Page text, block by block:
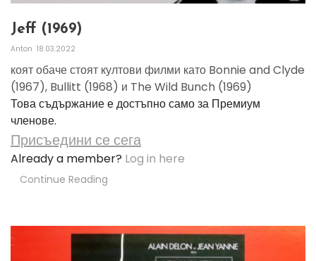
Jeff (1969)
Anton 18.03.2022
коят обаче стоят култови филми като Bonnie and Clyde
(1967), Bullitt (1968) и The Wild Bunch (1969)
Това съдържание е достъпно само за Премиум
членове.
Присъедини се сега
Already a member? Log in here
Continue Reading